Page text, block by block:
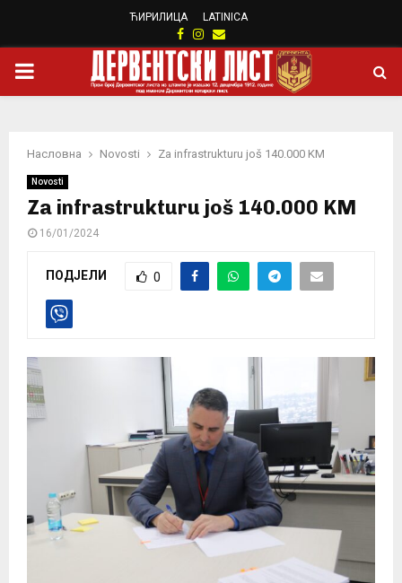
ЋИРИЛИЦА LATINICA
Facebook
Instagram
Email
PRIMARY
Насловна Novosti Za infrastrukturu još 140.000 KM
Novosti
Za infrastrukturu još 140.000 KM
16/01/2024
ПОДЈЕЛИ 0